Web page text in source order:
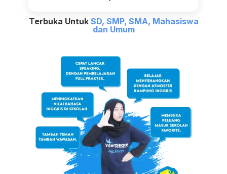
Terbuka Untuk SD, SMP, SMA, Mahasiswa
dan Umum